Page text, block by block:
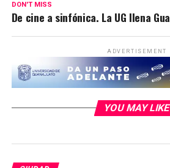
DON'T MISS
De cine a sinfónica. La UG llena
ADVERTISEMENT
YOU MAY LIKE